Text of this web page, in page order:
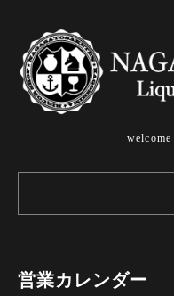
welcome
営業カレンダー